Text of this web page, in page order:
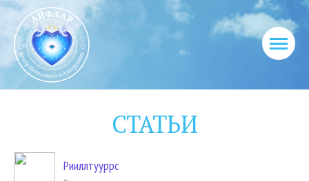
СТАТЬИ
Рииллтууррс